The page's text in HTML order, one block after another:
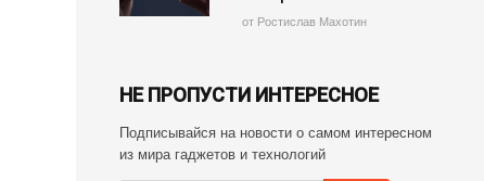
от Ростислав Махотин
НЕ ПРОПУСТИ ИНТЕРЕСНОЕ
Подписывайся на новости о самом интересном
из мира гаджетов и технологий